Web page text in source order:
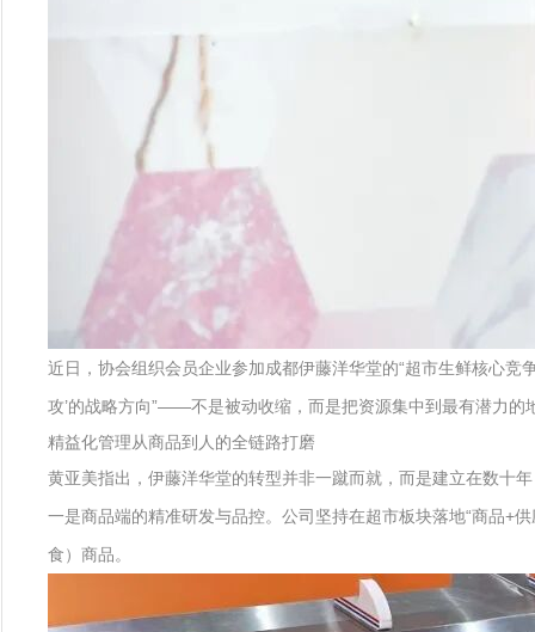
近日，协会组织会员企业参加成都伊藤洋华堂的“超市生鲜核心
攻’的战略方向”——不是被动收缩，而是把资源集中到最有潜力的
精益化管理从商品到人的全链路打磨
黄亚美指出，伊藤洋华堂的转型并非一蹴而就，而是建立在数十
一是商品端的精准研发与品控。公司坚持在超市板块落地“商品+
食）商品。